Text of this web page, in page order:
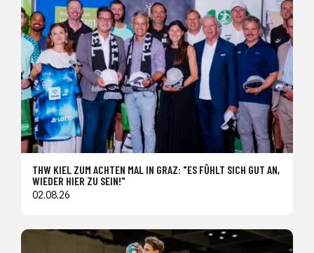
THW KIEL ZUM ACHTEN MAL IN GRAZ: "ES FÜHLT SICH GUT AN,
WIEDER HIER ZU SEIN!"
02.08.26